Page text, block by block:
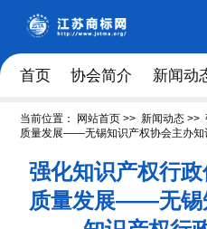
首页 协会简介 新闻动
当前位置： 网站首页>> 新闻动态>>
质量发展——无锡知识产权协会主办知
强化知识产权行
质量发展——无锡